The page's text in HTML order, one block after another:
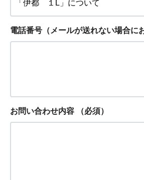
電話番号（メールが送れない場合に
お問い合わせ内容 （必須）